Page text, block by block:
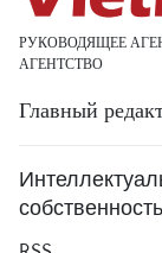
РУКОВОДЯЩЕЕ
АГЕНТСТВО
Главный
собственность